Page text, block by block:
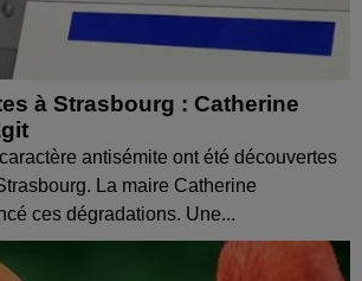
à Strasbourg : Catherine
antisémite ont été découvertes
La maire Catherine
ces dégradations. Une...